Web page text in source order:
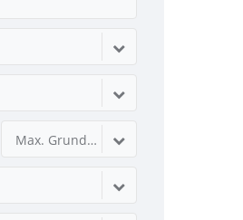
Max. Grundstücksfläche